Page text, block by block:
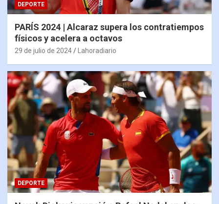
DEPORTE
PARÍS 2024 | Alcaraz supera los contratiempos
físicos y acelera a octavos
29 de julio de 2024 Lahoradiario
DEPORTE